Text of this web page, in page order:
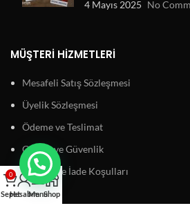
4 Mayıs 2025 No
MÜŞTERI HIZMETLERI
Mesafeli Satış Sözleşmesi
Üyelik Sözleşmesi
Ödeme ve Teslimat
Gizlilik ve Güvenlik
Garanti ve İade Koşulları
0
SepetHesabımMenuShop